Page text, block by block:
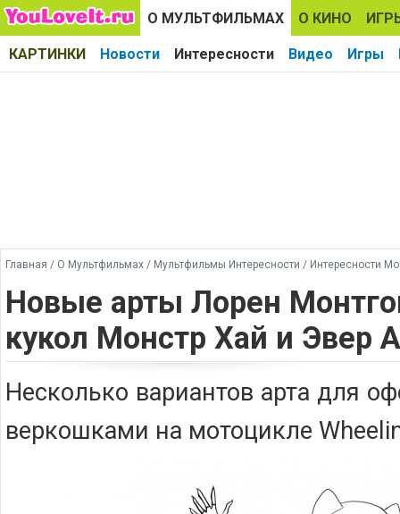
О МУЛЬТФИЛЬМАХ О КИНО
КАРТИНКИ Новости Интересности Видео Игры
Главная / О Мультфильмах / Мультфильмы Интересности / Интересности
Новые арты Лорен
кукол Монстр Хай и Эвер
Несколько вариантов арта для
веркошками на мотоцикле